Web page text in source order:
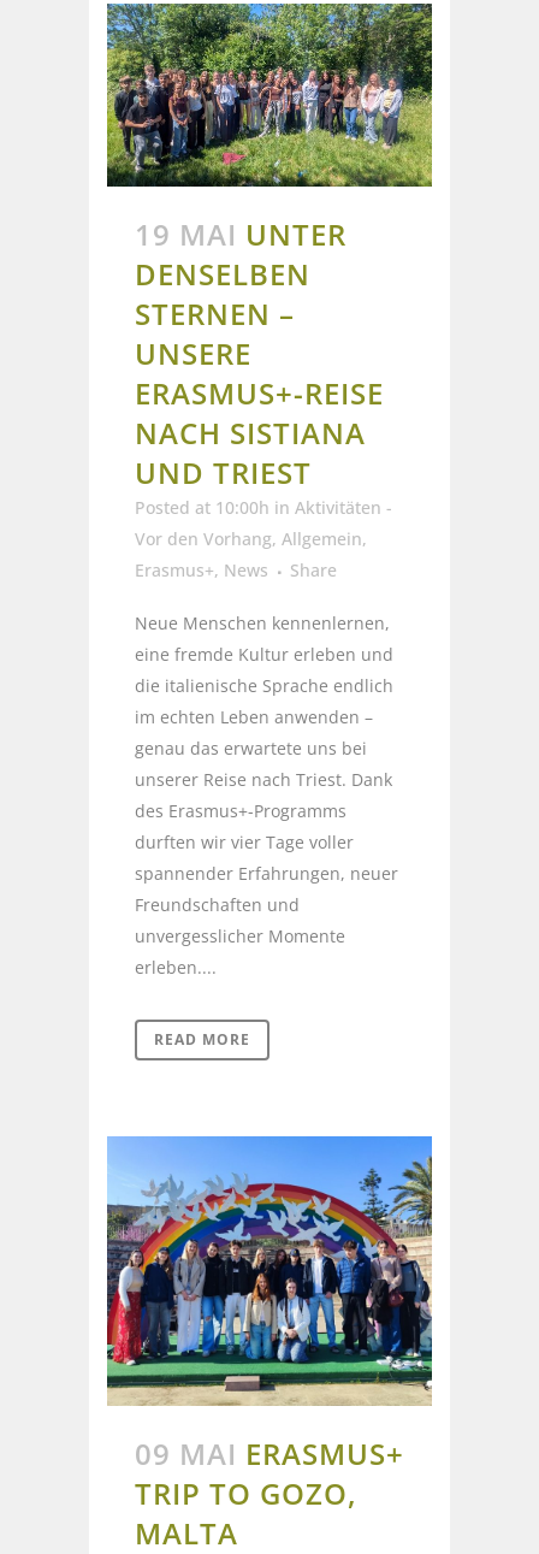
19 MAI UNTER
DENSELBEN
STERNEN –
UNSERE
ERASMUS+-REISE
NACH SISTIANA
UND TRIEST
Posted at 10:00h in Aktivitäten -
Vor den Vorhang, Allgemein,
Erasmus+, News Share
Neue Menschen kennenlernen,
eine fremde Kultur erleben und
die italienische Sprache endlich
im echten Leben anwenden –
genau das erwartete uns bei
unserer Reise nach Triest. Dank
des Erasmus+-Programms
durften wir vier Tage voller
spannender Erfahrungen, neuer
Freundschaften und
unvergesslicher Momente
erleben....
READ MORE
09 MAI ERASMUS+
TRIP TO GOZO,
MALTA